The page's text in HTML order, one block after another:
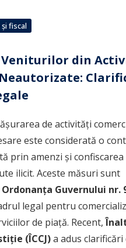
fiscal
Veniturilor din
de activități
este considerată o
prin amenzi și confiscarea
ilicit. Aceste măsuri sunt
Ordonanța Guvernului nr.
legal pentru
de piață. Recent,
(ÎCCJ)a adus